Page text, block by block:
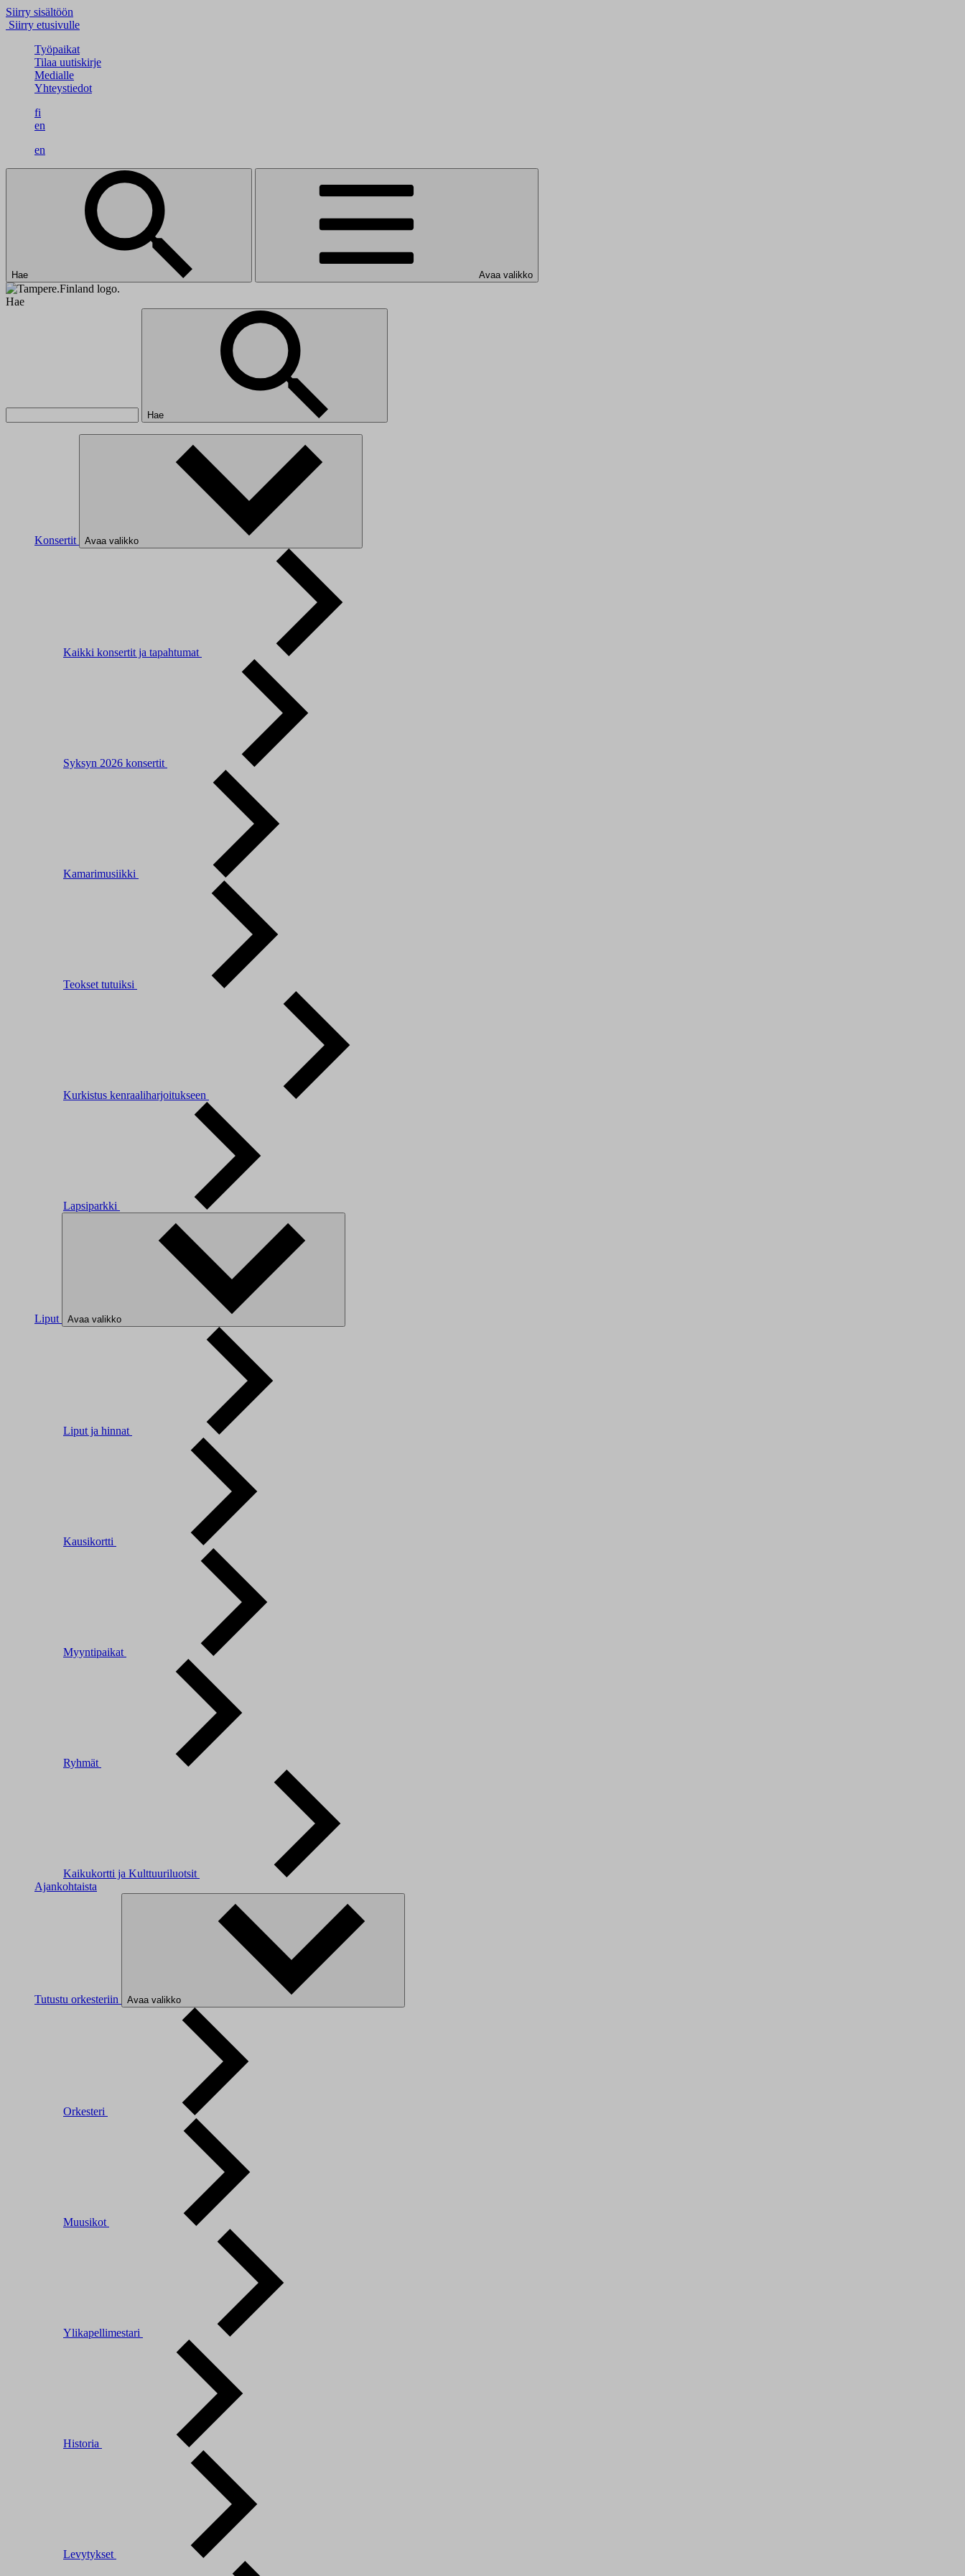
Siirry sisältöön
Siirry etusivulle
Työpaikat
Tilaa uutiskirje
Medialle
Yhteystiedot
fi
en
en
Hae Avaa valikko
Hae
Hae
Konsertit Avaa valikko
Kaikki konsertit ja tapahtumat
Syksyn 2026 konsertit
Kamarimusiikki
Teokset tutuiksi
Kurkistus kenraaliharjoitukseen
Lapsiparkki
Liput Avaa valikko
Liput ja hinnat
Kausikortti
Myyntipaikat
Ryhmät
Kaikukortti ja Kulttuuriluotsit
Ajankohtaista
Tutustu orkesteriin Avaa valikko
Orkesteri
Muusikot
Ylikapellimestari
Historia
Levytykset